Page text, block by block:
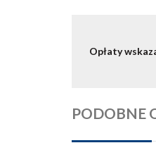
Opłaty
PODOBNE